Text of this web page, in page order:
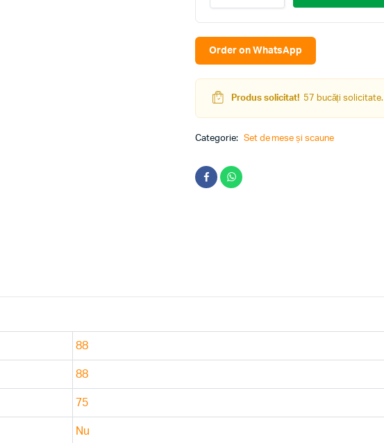
si
scaune
DT
Negru+
154B
5
quantity
Order on WhatsApp
Produs solicitat! 57 bucăți solicitate.
Categorie: Set de mese și scaune
88
88
75
Nu